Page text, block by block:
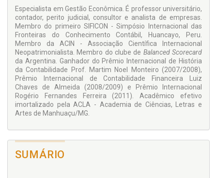
Especialista em Gestão Econômica. É professor universitário,
contador, perito judicial, consultor e analista de empresas.
Membro do primeiro SIFICON - Simpósio Internacional das
Fronteiras do Conhecimento Contábil, Huancayo, Peru.
Membro da ACIN - Associação Científica Internacional
Neopatrimonialista. Membro do clube de Balanced Scorecard
da Argentina. Ganhador do Prêmio Internacional de História
da Contabilidade Prof. Martim Noel Monteiro (2007/2008),
Prêmio Internacional de Contabilidade Financeira Luiz
Chaves de Almeida (2008/2009) e Prêmio Internacional
Rogério Fernandes Ferreira (2011). Acadêmico efetivo
imortalizado pela ACLA - Academia de Ciências, Letras e
Artes de Manhuaçu/MG.
SUMÁRIO